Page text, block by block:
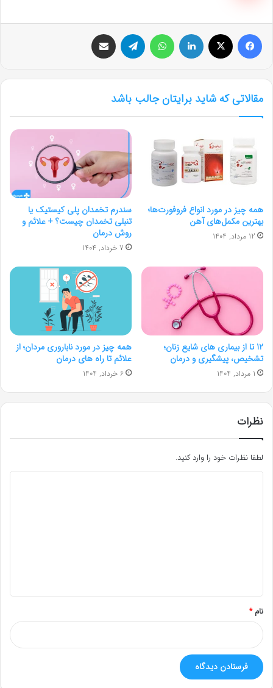
مقالاتی که شاید برایتان جالب باشد
همه چیز در مورد انواع فروفورت‌ها؛
بهترین مکمل‌های آهن
12 مرداد, 1404
سندرم تخمدان پلی کیستیک یا
تنبلی تخمدان چیست؟ + علائم و
روش درمان
7 خرداد, 1404
12 تا از بیماری های شایع زنان؛
تشخیص، پیشگیری و درمان
1 مرداد, 1404
همه چیز در مورد ناباروری مردان؛ از
علائم تا راه های درمان
6 خرداد, 1404
نظرات
لطفا نظرات خود را وارد کنید.
نام*